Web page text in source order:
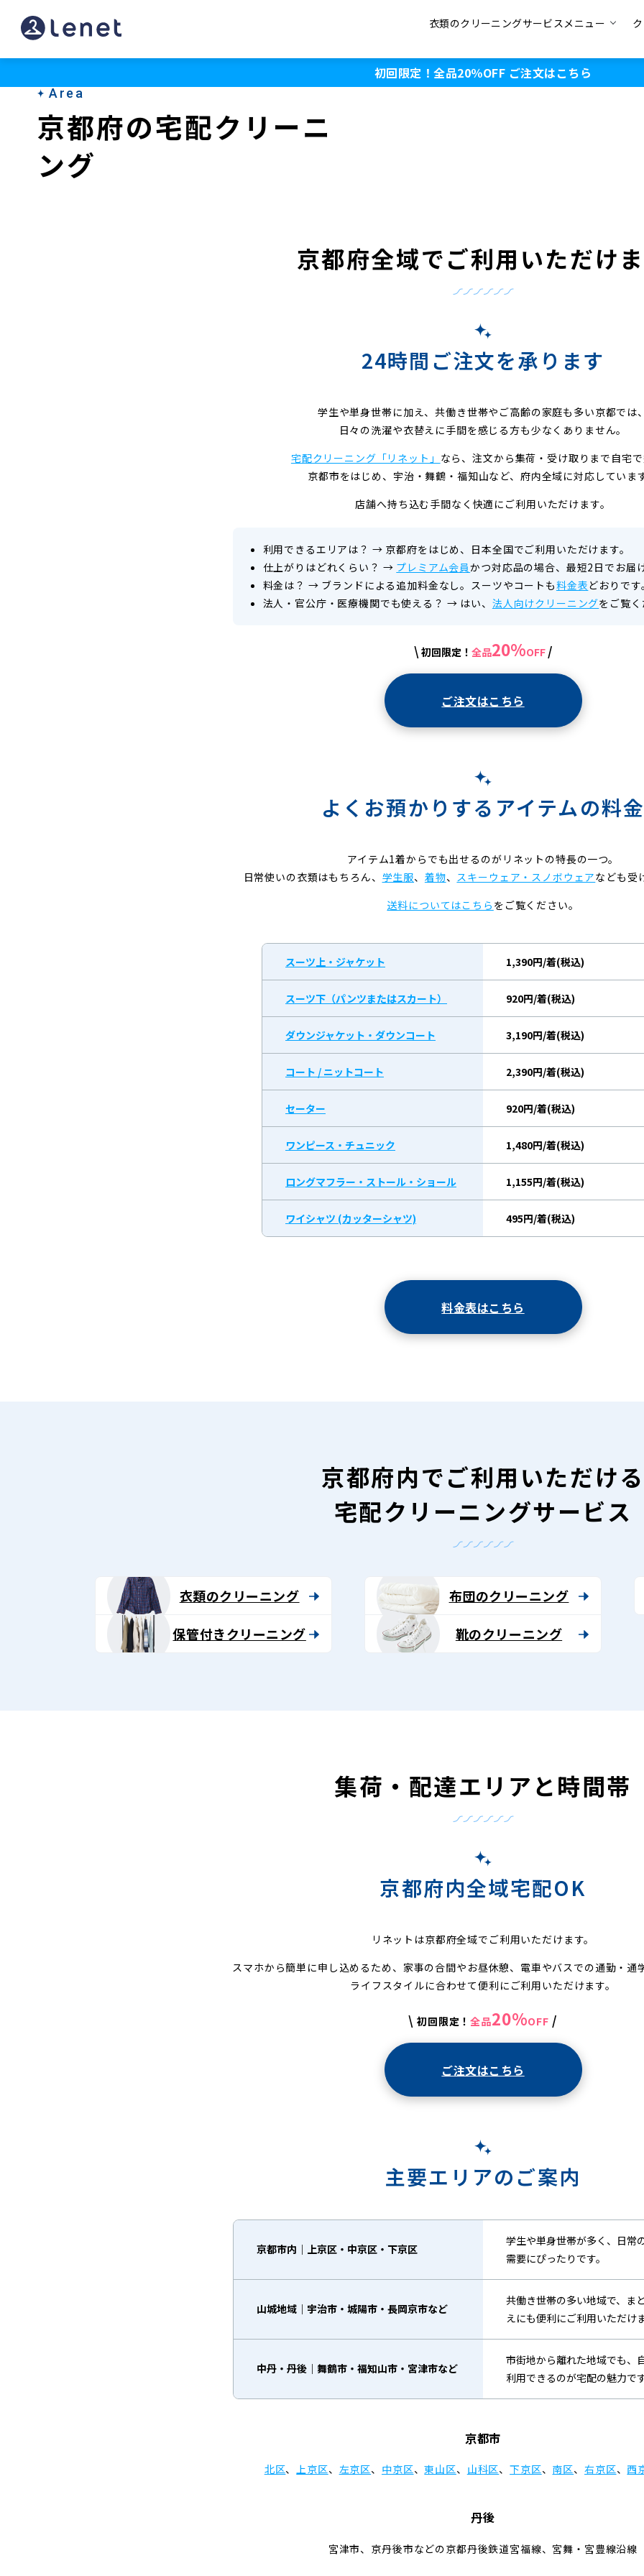
衣類のクリーニングサービスメニュー
初回限定！全品20％OFF ご注文はこちら
Area
京都府の宅配クリーニ
ング
京都府全域でご利用いただけ
24時間ご注文を承ります
学生や単身世帯に加え、共働き世帯やご高齢の家庭も多い京都では、
日々の洗濯や衣替えに手間を感じる方も少なくありません。
宅配クリーニング「リネット」 なら、注文から集荷・受け取りまで自宅で
京都市をはじめ、宇治・舞鶴・福知山など、府内全域に対応しています
店舗へ持ち込む手間なく快適にご利用いただけます。
利用できるエリアは？ → 京都府をはじめ、日本全国でご利用いただけます。
仕上がりはどれくらい？ → プレミアム会員かつ対応品の場合、最短2日でお届
料金は？ → ブランドによる追加料金なし。スーツやコートも料金表どおりです。
法人・官公庁・医療機関でも使える？ → はい、 法人向けクリーニングをご覧く
\ 初回限定！ 全品20%OFF /
ご注文はこちら
よくお預かりするアイテムの料金
アイテム1着からでも出せるのがリネットの特長の一つ。
日常使いの衣類はもちろん、 学生服、 着物、 スキーウェア・スノボウェアなども受
送料についてはこちら をご覧ください。
スーツ上・ジャケット 1,390円/着(税込)
スーツ下（パンツまたはスカート） 920円/着(税込)
ダウンジャケット・ダウンコート 3,190円/着(税込)
コート / ニットコート 2,390円/着(税込)
セーター 920円/着(税込)
ワンピース・チュニック 1,480円/着(税込)
ロングマフラー・ストール・ショール 1,155円/着(税込)
ワイシャツ (カッターシャツ) 495円/着(税込)
料金表はこちら
京都府内でご利用いただける
宅配クリーニングサービス
衣類のクリーニング
保管付きクリーニング
布団のクリーニング
靴のクリーニング
集荷・配達エリアと時間帯
京都府内全域宅配OK
リネットは京都府全域でご利用いただけます。
スマホから簡単に申し込めるため、家事の合間やお昼休憩、電車やバスでの通勤・通
ライフスタイルに合わせて便利にご利用いただけます。
\ 初回限定！全品20%OFF /
ご注文はこちら
主要エリアのご案内
京都市内｜上京区・中京区・下京区
学生や単身世帯が多く、日常
需要にぴったりです。
山城地域｜宇治市・城陽市・長岡京市など
共働き世帯の多い地域で、ま
えにも便利にご利用いただけま
中丹・丹後｜舞鶴市・福知山市・宮津市など
市街地から離れた地域でも、
利用できるのが宅配の魅力です
京都市
北区、上京区、 左京区、 中京区、東山区、 山科区、下京区、 南区、右京区、 西
丹後
宮津市、京丹後市などの京都丹後鉄道宮福線、宮舞・宮豊線沿線